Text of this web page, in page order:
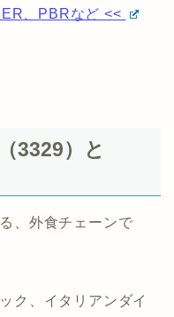
、PBRなど <<
3329）と
、外食チェーンで
ク、イタリアンダイ